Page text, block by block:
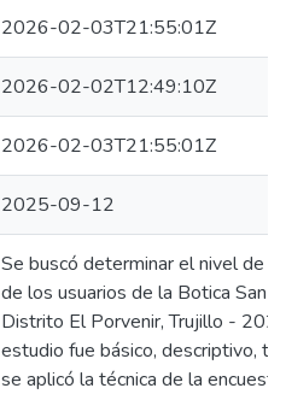
2026-02-03T21:55:01Z
2026-02-02T12:49:10Z
2026-02-03T21:55:01Z
2025-09-12
Se buscó determinar el nivel de
de los usuarios de la Botica San
Distrito El Porvenir, Trujillo -
estudio fue básico, descriptivo,
se aplicó la técnica de la